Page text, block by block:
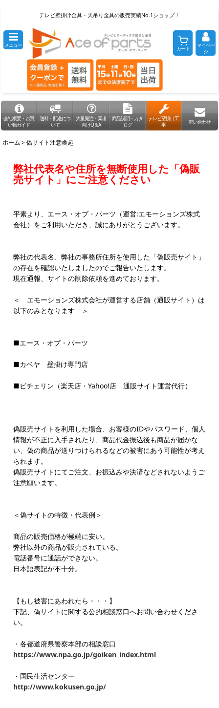
テレビ壁掛け金具・天吊り金具の販売実績No.1ショップ！
メニュー カート
マイペー
ジ
会社概要・お買
い物ガイド
送料・配送につ
いて
大量発注・業者
向けQ＆A
商品説明・カタ
ログ
テレビ壁掛け工
事
問い合わせ
ホーム >偽サイト注意喚起
弊社代表名や住所を無断使用した「偽販
売サイト」にご注意ください
平素より、エース・オブ・パーツ（運営:エモーションズ株式
会社）をご利用いただき、誠にありがとうございます。
弊社の代表名、弊社の事務所住所を使用した「偽販売サイト」
の存在を確認いたしましたのでご報告いたします。
現在通報、サイトの削除依頼を進めております。
＜ エモーションズ株式会社が運営する店舗（通販サイト）は
以下のみとなります ＞
■エース・オブ・パーツ
■カベヤ 壁掛け専門店
■ビチェリン（楽天店・Yahoo!店 通販サイト運営代行）
偽販売サイトを利用した場合、お客様のIDやパスワード、個人
情報が不正に入手されたり、商品代金振込後も商品が届かな
い、偽の商品が送りつけられるなどの被害にあう可能性が考え
られます。
偽販売サイトにてご注文、お振込みや決済などされないようご
注意願います。
＜偽サイトの特徴・代表例＞
商品の販売価格が極端に安い。
弊社以外の商品が販売されている。
電話番号に通話ができない。
日本語表記が不十分。
【もし被害にあわれたら・・・】
下記、偽サイトに関する公的相談窓口へお問い合わせくださ
い。
・各都道府県警察本部の相談窓口
https://www.npa.go.jp/goiken_index.html
・国民生活センター
http://www.kokusen.go.jp/